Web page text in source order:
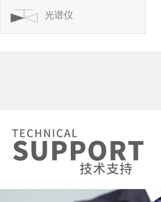
光谱仪